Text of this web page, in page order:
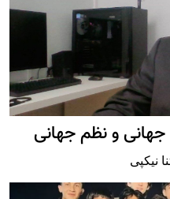
و نظم جهانی
نیکپی